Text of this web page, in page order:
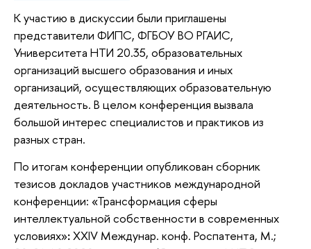
К участию в дискуссии были приглашены
представители ФИПС, ФГБОУ ВО РГАИС,
Университета НТИ 20.35, образовательных
организаций высшего образования и иных
организаций, осуществляющих образовательную
деятельность. В целом конференция вызвала
большой интерес специалистов и практиков из
разных стран.
По итогам конференции опубликован сборник
тезисов докладов участников международной
конференции: «Трансформация сферы
интеллектуальной собственности в современных
условиях»:XXIV Междунар. конф. Роспатента, М.;